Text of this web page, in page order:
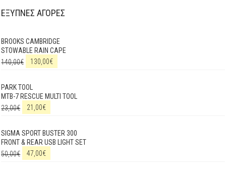
ΕΞΥΠΝΕΣ ΑΓΟΡΕΣ
BROOKS CAMBRIDGE
STOWABLE RAIN CAPE
140,00€ 130,00€
PARK TOOL
MTB-7 RESCUE MULTI TOOL
23,00€ 21,00€
SIGMA SPORT BUSTER 300
FRONT & REAR USB LIGHT SET
50,00€ 47,00€